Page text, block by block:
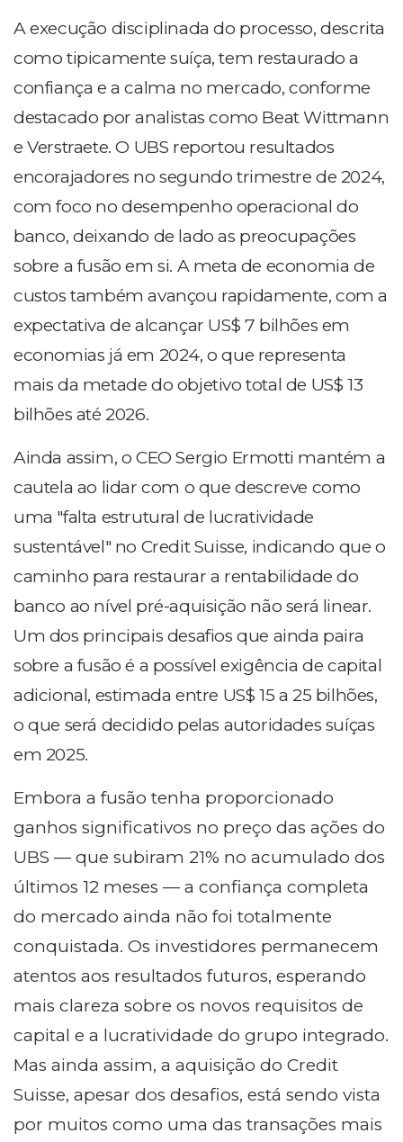
A execução disciplinada do processo, descrita
como tipicamente suíça, tem restaurado a
confiança e a calma no mercado, conforme
destacado por analistas como Beat Wittmann
e Verstraete. O UBS reportou resultados
encorajadores no segundo trimestre de 2024,
com foco no desempenho operacional do
banco, deixando de lado as preocupações
sobre a fusão em si. A meta de economia de
custos também avançou rapidamente, com a
expectativa de alcançar US$ 7 bilhões em
economias já em 2024, o que representa
mais da metade do objetivo total de US$ 13
bilhões até 2026.
Ainda assim, o CEO Sergio Ermotti mantém a
cautela ao lidar com o que descreve como
uma "falta estrutural de lucratividade
sustentável" no Credit Suisse, indicando que o
caminho para restaurar a rentabilidade do
banco ao nível pré-aquisição não será linear.
Um dos principais desafios que ainda paira
sobre a fusão é a possível exigência de capital
adicional, estimada entre US$ 15 a 25 bilhões,
o que será decidido pelas autoridades suíças
em 2025.
Embora a fusão tenha proporcionado
ganhos significativos no preço das ações do
UBS — que subiram 21% no acumulado dos
últimos 12 meses — a confiança completa
do mercado ainda não foi totalmente
conquistada. Os investidores permanecem
atentos aos resultados futuros, esperando
mais clareza sobre os novos requisitos de
capital e a lucratividade do grupo integrado.
Mas ainda assim, a aquisição do Credit
Suisse, apesar dos desafios, está sendo vista
por muitos como uma das transações mais